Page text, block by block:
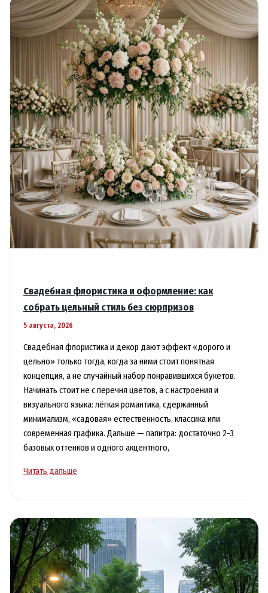
работ
для
сохранения
подлинности
Свадебная флористика и оформление: как
собрать цельный стиль без сюрпризов
5 августа, 2026
Свадебная флористика и декор дают эффект «дорого и
цельно» только тогда, когда за ними стоит понятная
концепция, а не случайный набор понравившихся букетов.
Начинать стоит не с перечня цветов, а с настроения и
визуального языка: лёгкая романтика, сдержанный
минимализм, «садовая» естественность, классика или
современная графика. Дальше — палитра: достаточно 2-3
базовых оттенков и одного акцентного,
Свадебная
как
собрать
цельный
стиль
без
Читать дальше